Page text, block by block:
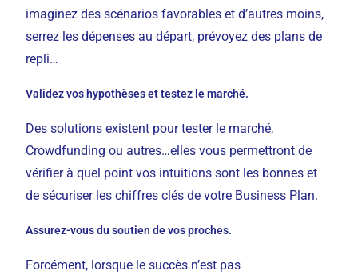
imaginez des scénarios favorables et d’autres moins,
serrez les dépenses au départ, prévoyez des plans de
repli…
Validez vos hypothèses et testez le marché.
Des solutions existent pour tester le marché,
Crowdfunding ou autres…elles vous permettront de
vérifier à quel point vos intuitions sont les bonnes et
de sécuriser les chiffres clés de votre Business Plan.
Assurez-vous du soutien de vos proches.
Forcément, lorsque le succès n’est pas